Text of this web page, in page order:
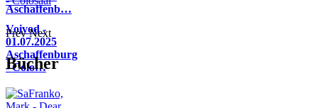
Aschaffenb…
Voivod -
01.07.2025
Aschaffenburg
- Colo…
Prev Next
Bücher